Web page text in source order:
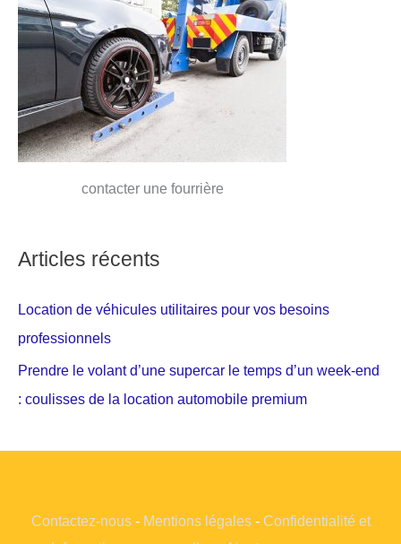
contacter une fourrière
Articles récents
Location de véhicules utilitaires pour vos besoins
professionnels
Prendre le volant d’une supercar le temps d’un week-end
: coulisses de la location automobile premium
Contactez-nous- Mentions légales- Confidentialité et